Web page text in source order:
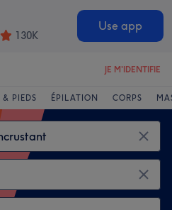
130K
Use app
JE M'IDENTIFIE
& PIEDS ÉPILATION CORPS